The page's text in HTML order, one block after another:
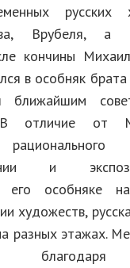
русских
Врубеля, а
кончины
в особняк
ближайшим
В отличие от
и
его особняке
художеств,
разных этажах.
благодаря